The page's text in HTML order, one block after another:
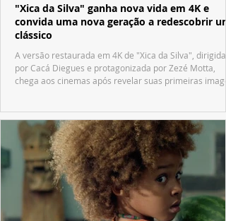
"Xica da Silva" ganha nova vida em 4K e
convida uma nova geração a redescobrir um
clássico
A versão restaurada em 4K de "Xica da Silva", dirigida
por Cacá Diegues e protagonizada por Zezé Motta,
chega aos cinemas após revelar suas primeiras